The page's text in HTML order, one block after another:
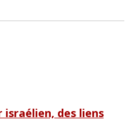
des liens